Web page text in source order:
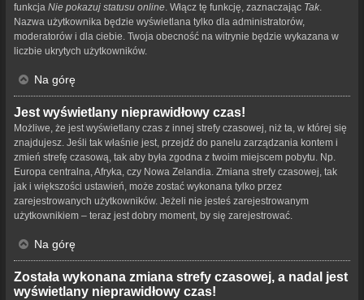
funkcja Nie pokazuj statusu online . Włącz tę funkcję, zaznaczając Tak
Nazwa użytkownika będzie wyświetlana tylko dla administratorów,
moderatorów i dla ciebie. Twoja obecność na witrynie będzie wykazana w
liczbie ukrytych użytkowników.
Na górę
Jest wyświetlany nieprawidłowy czas!
Możliwe, że jest wyświetlany czas z innej strefy czasowej, niż ta, w której się
znajdujesz. Jeśli tak właśnie jest, przejdź do panelu zarządzania kontem i
zmień strefę czasową, tak aby była zgodna z twoim miejscem pobytu. Np.
Europa centralna, Afryka, czy Nowa Zelandia. Zmiana strefy czasowej, tak
jak i większości ustawień, może zostać wykonana tylko przez
zarejestrowanych użytkowników. Jeżeli nie jesteś zarejestrowanym
użytkownikiem – teraz jest dobry moment, by się zarejestrować.
Na górę
Została wykonana zmiana strefy czasowej, a nadal jest
wyświetlany nieprawidłowy czas!